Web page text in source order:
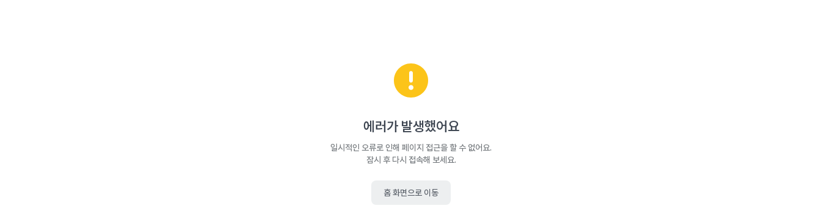
에러가 발생했어요
일시적인 오류로 인해 페이지 접근을 할 수 없어요.
잠시 후 다시 접속해 보세요.
홈 화면으로 이동